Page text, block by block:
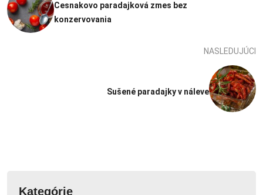
Cesnakovo paradajková zmes bez
konzervovania
NASLEDUJÚCI
Sušené paradajky v náleve
Kategórie